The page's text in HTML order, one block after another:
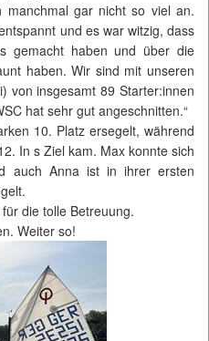
gar nicht so viel an.
und es war witzig, dass
gemacht haben und über die
haben. Wir sind mit unseren
von insgesamt 89 Starter:innen
hat sehr gut angeschnitten.“
10. Platz ersegelt, während
In s Ziel kam. Max konnte sich
auch Anna ist in ihrer ersten
die tolle Betreuung.
Weiter so!